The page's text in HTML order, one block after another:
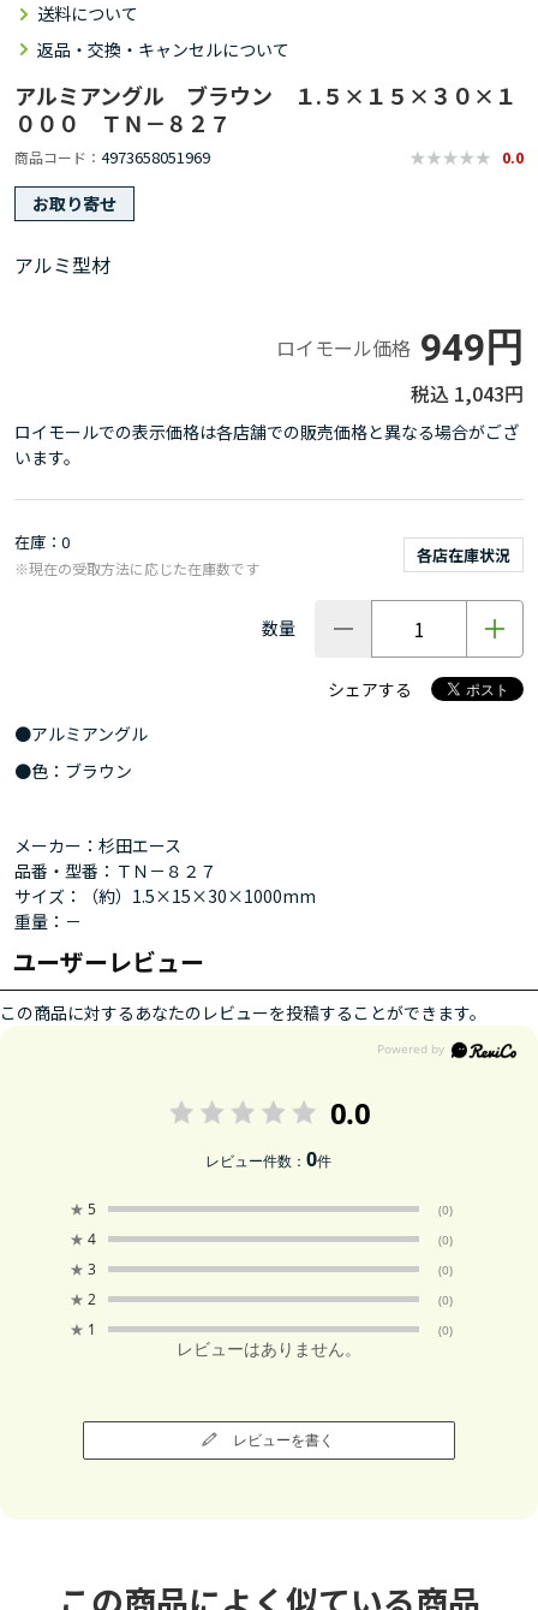
送料について
返品・交換・キャンセルについて
アルミアングル ブラウン １.５×１５×３０×１
０００ ＴＮ－８２７
商品コード 4973658051969 0.0
お取り寄せ
アルミ型材
ロイモール価格 949円
1,043円
ロイモールでの表示価格は各店舗での販売価格と異なる場合がござ
います。
在庫 0
各店在庫状況
※現在の受取方法に応じた在庫数です
数量
シェアする
●アルミアングル
●色：ブラウン
メーカー：杉田エース
品番・型番：ＴＮ－８２７
サイズ：（約）1.5×15×30×1000mm
重量：－
ユーザーレビュー
この商品に対するあなたのレビューを投稿することができます。
0.0
レビュー件数：0件
★ 5 (0)
★ 4 (0)
★ 3 (0)
★ 2 (0)
★ 1 (0)
レビューはありません。
レビューを書く
この商品によく似ている商品